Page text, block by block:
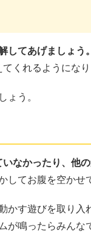
してあげましょう。
くれるようになり
ょう。
なかったり、他
てお腹を空かせ
す遊びを取り入
鳴ったらみん